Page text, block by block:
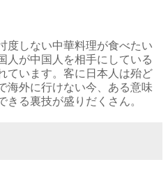
度しない中華料理が食べたい
人が中国人を相手にしている
ています。客に日本人は殆ど
海外に行けない今、ある意味
る裏技が盛りだくさん。